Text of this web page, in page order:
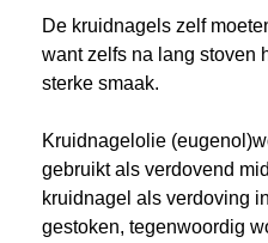
De kruidnagels zelf
want zelfs na lang stoven
sterke smaak.
Kruidnagelolie
gebruikt als verdovend
kruidnagel als verdoving
gestoken, tegenwoordig